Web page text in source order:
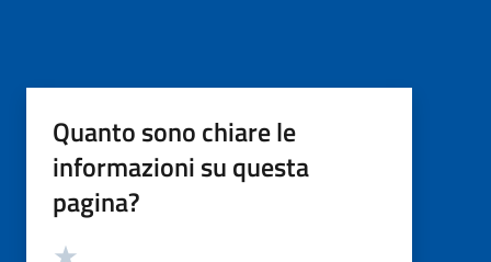
Quanto sono chiare le
informazioni su questa
pagina?
Valutazione